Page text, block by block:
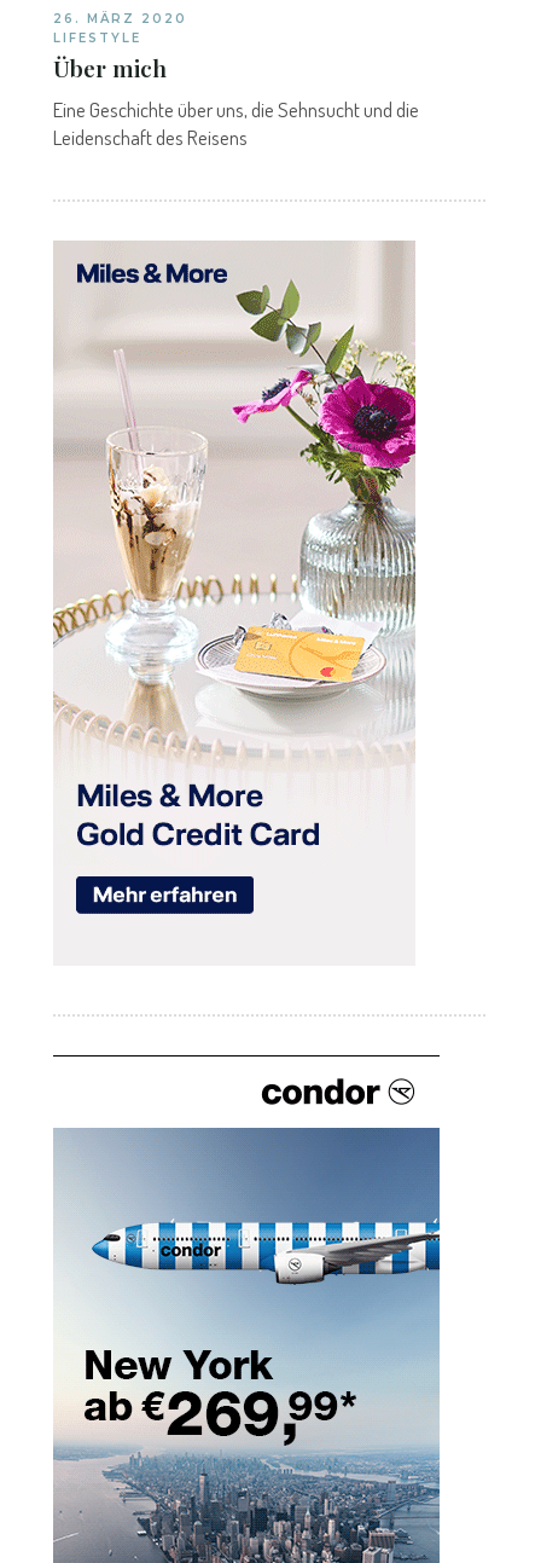
26. MÄRZ 2020
LIFESTYLE
Über mich
Eine Geschichte über uns, die Sehnsucht und die
Leidenschaft des Reisens